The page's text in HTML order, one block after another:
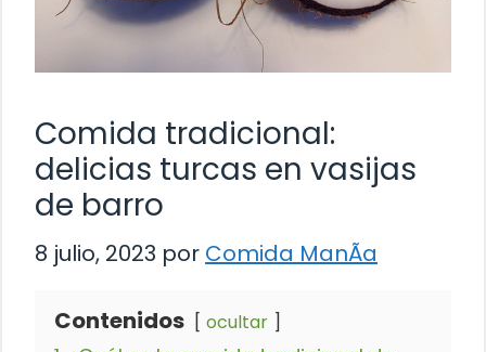
Comida tradicional:
delicias turcas en vasijas
de barro
8 julio, 2023 por Comida ManÃ­a
Contenidos ocultar